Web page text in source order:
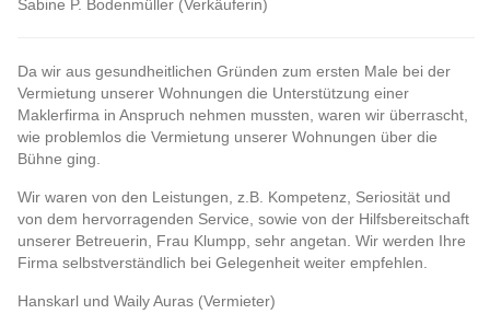
Sabine P. Bodenmüller (Verkäuferin)
Da wir aus gesundheitlichen Gründen zum ersten Male bei der
Vermietung unserer Wohnungen die Unterstützung einer
Maklerfirma in Anspruch nehmen mussten, waren wir überrascht,
wie problemlos die Vermietung unserer Wohnungen über die
Bühne ging.
Wir waren von den Leistungen, z.B. Kompetenz, Seriosität und
von dem hervorragenden Service, sowie von der Hilfsbereitschaft
unserer Betreuerin, Frau Klumpp, sehr angetan. Wir werden Ihre
Firma selbstverständlich bei Gelegenheit weiter empfehlen.
Hanskarl und Waily Auras (Vermieter)